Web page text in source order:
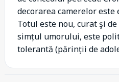
decorarea camerelor
Totul este nou, curat şi
simțul umorului, este
tolerantă (părinții de